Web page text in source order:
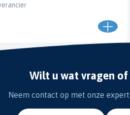
Wilt u wat vragen
Neem contact op met onze